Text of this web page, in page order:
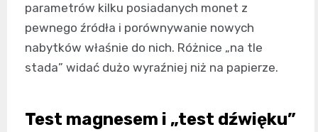
parametrów kilku posiadanych monet z
pewnego źródła i porównywanie nowych
nabytków właśnie do nich. Różnice „na tle
stada” widać dużo wyraźniej niż na papierze.
Test magnesem i „test dźwięku”